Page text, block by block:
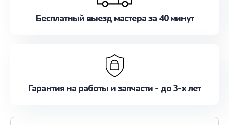
Бесплатный выезд мастера за 40 минут
Гарантия на работы и запчасти - до 3-х лет